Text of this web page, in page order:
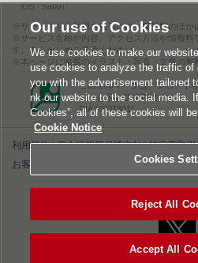
iOS : Safari
サービスをご利用されるには、情報料のほか
サービス名称や内容、アクセス方法や情報料
す。あらかじめご了承ください。
本ページに掲載のイラスト・写真・文章の無
このエルマークは、レコード
ンツを示す登録商標です。
RIAJ00013011
利用規約|個人情報等保護方針|特定商取
お客様情報の外部送信について|Cookies
Our use of Cookies
We use cookies to make our
use cookies to analyze the traffic of
you with the advertisement tailored
nk our website to the social media.
Cookies”, all of these cookies will
Cookie Notice
Cookies
Reject All
Accept All